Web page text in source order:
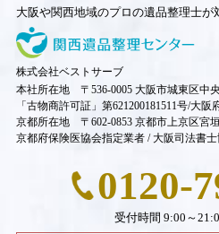
大阪や関西地域のプロの遺品整理士が
株式会社ベストサーブ
本社所在地 〒536-0005 大阪市城東区中央
「古物商許可証」第621200181511号/大
京都所在地 〒602-0853 京都市上京区宮
京都府保険医協会指定業者 / 大阪司法書
0120-
受付時間 9:00～